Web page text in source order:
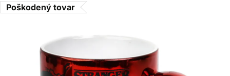
Poškodený tovar